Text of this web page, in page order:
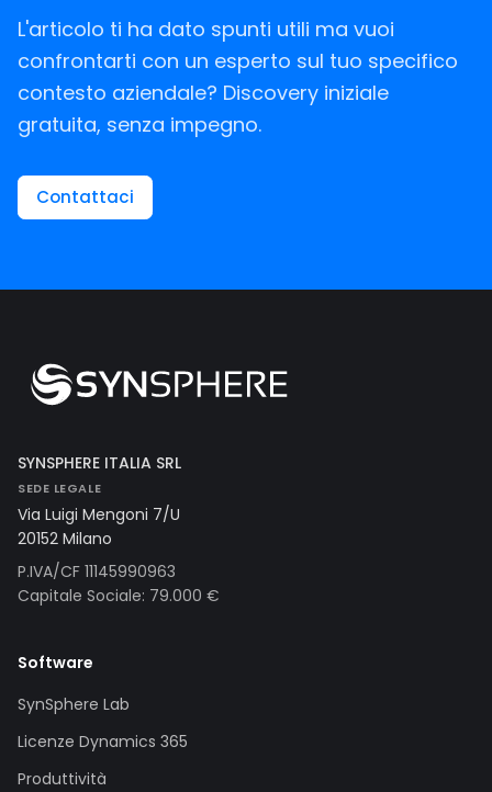
L'articolo ti ha dato spunti utili ma vuoi
confrontarti con un esperto sul tuo specifico
contesto aziendale? Discovery iniziale
gratuita, senza impegno.
Contattaci
SYNSPHERE ITALIA SRL
SEDE LEGALE
Via Luigi Mengoni 7/U
20152 Milano
P.IVA/CF 11145990963
Capitale Sociale: 79.000 €
Software
SynSphere Lab
Licenze Dynamics 365
Produttività